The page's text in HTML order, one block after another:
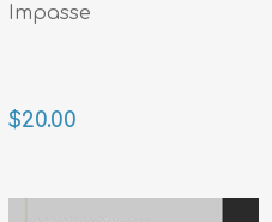
Impasse
$20.00